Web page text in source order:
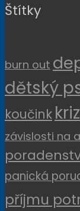
Štítky
burn out
dětský
koučink
závislosti na
panická
příjmu